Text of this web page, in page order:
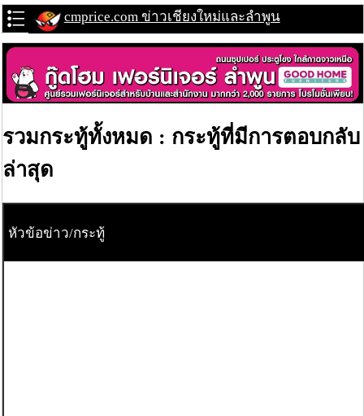
cmprice.com ข่าวเชียงใหม่และลำพูน
รวมกระทู้ทั้งหมด : กระทู้ที่มีการตอบกลับ
ล่าสุด
หัวข้อข่าว/กระทู้